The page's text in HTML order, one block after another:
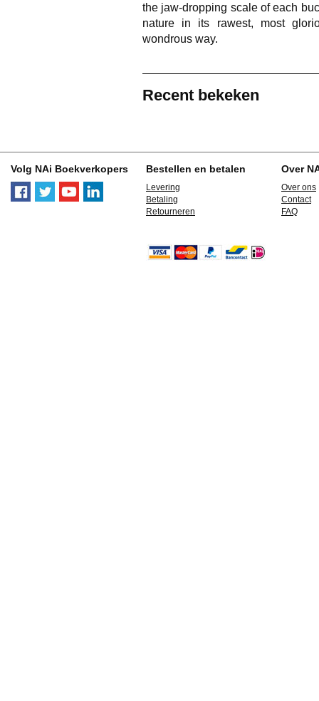
the jaw-dropping scale of each
nature in its rawest, most
wondrous way.
Recent bekeken
Volg NAi Boekverkopers Bestellen en betalen
Levering
Betaling
Retourneren
Over
Over ons
Contact
FAQ